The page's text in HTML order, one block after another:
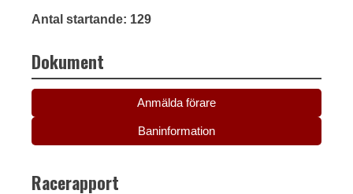
Antal startande: 129
Dokument
Anmälda förare
Baninformation
Racerapport